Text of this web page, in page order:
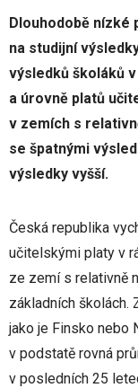
Dlouhodobě nízké
na studijní
výsledků školáků
a úrovně platů
v zemích s
se špatnými
výsledky vyšší.
Česká republika
učitelskými platy v
ze zemí s relativně
základních školách.
jako je Finsko nebo
v podstatě rovná
v posledních 25